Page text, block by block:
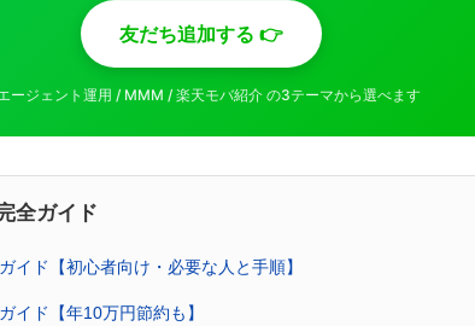
友だち追加する 👉
ージェント運用 / MMM / 楽天モバ紹介 の3テーマから選べます
全ガイド
イド【初心者向け・必要な人と手順】
イド【年10万円節約も】